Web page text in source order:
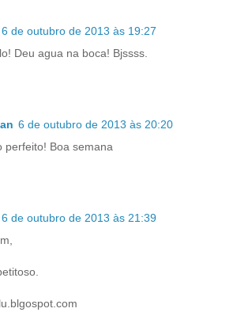
6 de outubro de 2013 às 19:27
Deu agua na boca! Bjssss.
6 de outubro de 2013 às 20:20
perfeito! Boa semana
6 de outubro de 2013 às 21:39